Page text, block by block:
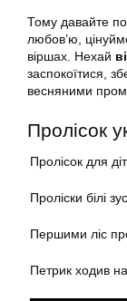
Тому давайте
любов’ю,
віршах. Нехай
заспокоїтися,
весняними
Пролісок
Пролісок для
Проліски білі
Першими ліс
Петрик ходив на